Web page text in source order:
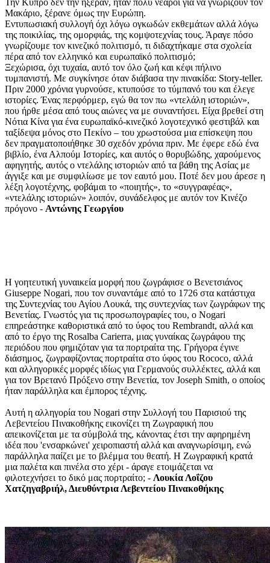
Την Κύπρο δεν την ήξεραν, ήταν πολύ νεαροί για να γνωρίζουν τον
Μακάριο, ξέρανε όμως την Ευρώπη.
Εντυπωσιακή συλλογή όχι λόγω ογκωδών εκθεμάτων αλλά λόγω
της ποικιλίας, της ομορφιάς, της κομψοτεχνίας τους. Άραγε πόσο
γνωρίζουμε τον κινεζικό πολιτισμό, τι διδαχτήκαμε στα σχολεία
πέρα από τον ελληνικό και ευρωπαϊκό πολιτισμό;
Ξεχώρισα, όχι τυχαία, αυτό τον όλο ζωή και κέφι πήλινο
τυμπανιστή. Με συγκίνησε όταν διάβασα την πινακίδα: Story-teller.
Πριν 2000 χρόνια γυρνούσε, κτυπούσε το τύμπανό του και έλεγε
ιστορίες. Ένας περφόρμερ, εγώ θα τον πω «ντελάλη ιστοριών»,
που ήρθε μέσα από τους αιώνες να με συναντήσει. Είχα βρεθεί στη
Νότια Κίνα για ένα ευρωπαϊκό-κινεζικό λογοτεχνικό φεστιβάλ και
ταξίδεψα μόνος στο Πεκίνο – του χρωστούσα μια επίσκεψη που
δεν πραγματοποιήθηκε 30 σχεδόν χρόνια πριν. Με έφερε εδώ ένα
βιβλίο, ένα Αλπούμ Ιστορίες, και αυτός ο θορυβώδης, χαρούμενος
αφηγητής, αυτός ο ντελάλης ιστοριών από τα βάθη της Ασίας με
άγγιξε και με συμφιλίωσε με τον εαυτό μου. Ποτέ δεν μου άρεσε η
λέξη λογοτέχνης, φοβάμαι το «ποιητής», το «συγγραφέας»,
«ντελάλης ιστοριών» λοιπόν, συνάδελφος με αυτόν τον Κινέζο
πρόγονο - Αντώνης Γεωργίου
Η γοητευτική γυναικεία μορφή που ζωγράφισε ο Βενετσιάνος
Giuseppe Nogari, που τον συναντάμε από το 1726 στα κατάστιχα
της Συντεχνίας του Αγίου Λουκά, της συντεχνίας των ζωγράφων της
Βενετίας. Γνωστός για τις προσωπογραφίες του, ο Nogari
επηρεάστηκε καθοριστικά από το ύφος του Rembrandt, αλλά και
από το έργο της Rosalba Carierra, μιας γυναίκας ζωγράφου της
περιόδου που φημιζόταν για τα πορτραίτα της. Γρήγορα έγινε
διάσημος, ζωγραφίζοντας πορτραίτα στο ύφος του Rococo, αλλά
και αλληγορικές μορφές ιδίως για Γερμανούς συλλέκτες, αλλά και
για τον Βρετανό Πρόξενο στην Βενετία, τον Joseph Smith, ο οποίος
ήταν παράλληλα και έμπορος τέχνης.
Αυτή η αλληγορία του Nogari στην Συλλογή του Παρισιού της
Λεβεντείου Πινακοθήκης εικονίζει τη Ζωγραφική που
απεικονίζεται με τα σύμβολά της, κάνοντας έτσι την αφηρημένη
ιδέα που 'ενσαρκώνει' χειροπιαστή αλλά και αναγνωρίσιμη, ενώ
παράλληλα παίζει με το βλέμμα του θεατή. Η Ζωγραφική κρατά
μια παλέτα και πινέλα στο χέρι - άραγε ετοιμάζεται να
φιλοτεχνήσει το δικό μας πορτραίτο; - Λουκία Λοΐζου
Χατζηγαβριήλ, Διευθύντρια Λεβεντείου Πινακοθήκης